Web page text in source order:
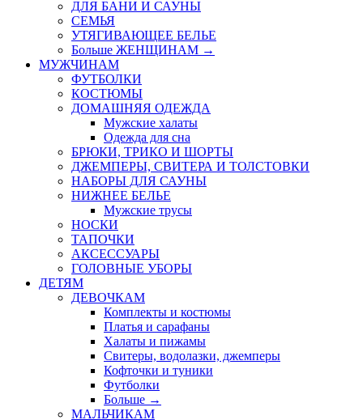
ДЛЯ БАНИ И САУНЫ
СЕМЬЯ
УТЯГИВАЮЩЕЕ БЕЛЬЕ
Больше ЖЕНЩИНАМ →
МУЖЧИНАМ
ФУТБОЛКИ
КОСТЮМЫ
ДОМАШНЯЯ ОДЕЖДА
Мужские халаты
Одежда для сна
БРЮКИ, ТРИКО И ШОРТЫ
ДЖЕМПЕРЫ, СВИТЕРА И ТОЛСТОВКИ
НАБОРЫ ДЛЯ САУНЫ
НИЖНЕЕ БЕЛЬЕ
Мужские трусы
НОСКИ
ТАПОЧКИ
АКСЕССУАРЫ
ГОЛОВНЫЕ УБОРЫ
ДЕТЯМ
ДЕВОЧКАМ
Комплекты и костюмы
Платья и сарафаны
Халаты и пижамы
Свитеры, водолазки, джемперы
Кофточки и туники
Футболки
Больше →
МАЛЬЧИКАМ